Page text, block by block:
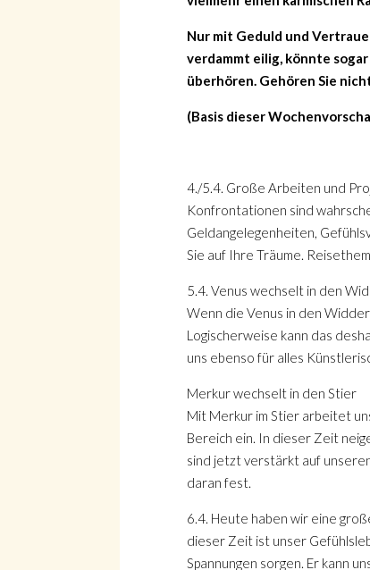
Nur mit Geduld und
verdammt eilig, könnte
überhören. Gehören Sie
(Basis dieser
4./5.4. Große Arbeiten und
Konfrontationen sind
Geldangelegenheiten,
Sie auf Ihre Träume.
5.4. Venus wechselt in den
Wenn die Venus in den
Logischerweise kann das
uns ebenso für alles
Merkur wechselt in den Stier
Mit Merkur im Stier arbeitet
Bereich ein. In dieser Zeit
sind jetzt verstärkt auf
daran fest.
6.4. Heute haben wir eine
dieser Zeit ist unser
Spannungen sorgen. Er kann